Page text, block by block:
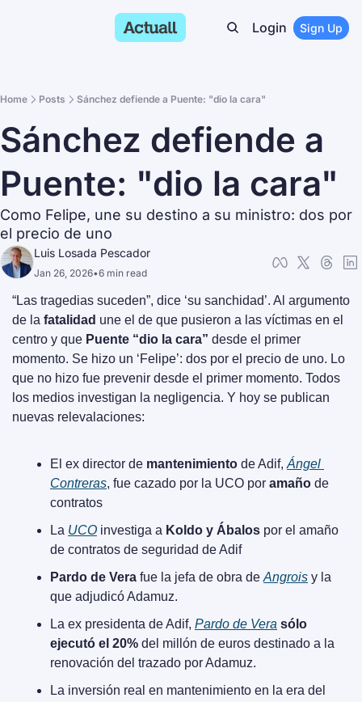
Login Sign Up
Home Posts Sánchez defiende a Puente: "dio la cara"
Sánchez defiende a
Puente: "dio la cara"
Como Felipe, une su destino a su ministro: dos por
el precio de uno
Luis Losada Pescador
Jan 26, 2026•6 min read
“Las tragedias suceden”, dice ‘su sanchidad’. Al argumento
de la fatalidad une el de que pusieron a las víctimas en el
centro y que Puente “dio la cara” desde el primer
momento. Se hizo un ‘Felipe’: dos por el precio de uno. Lo
que no hizo fue prevenir desde el primer momento. Todos
los medios investigan la negligencia. Y hoy se publican
nuevas relevalaciones:
El ex director de mantenimiento de Adif, Ángel
Contreras, fue cazado por la UCO por amaño de
contratos
La UCO investiga a Koldo y Ábalos por el amaño
de contratos de seguridad de Adif
Pardo de Vera fue la jefa de obra de Angrois y la
que adjudicó Adamuz.
La ex presidenta de Adif, Pardo de Vera sólo
ejecutó el 20% del millón de euros destinado a la
renovación del trazado por Adamuz.
La inversión real en mantenimiento en la era del